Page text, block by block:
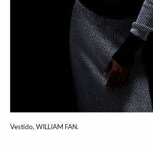
Vestido, WILLIAM FAN.